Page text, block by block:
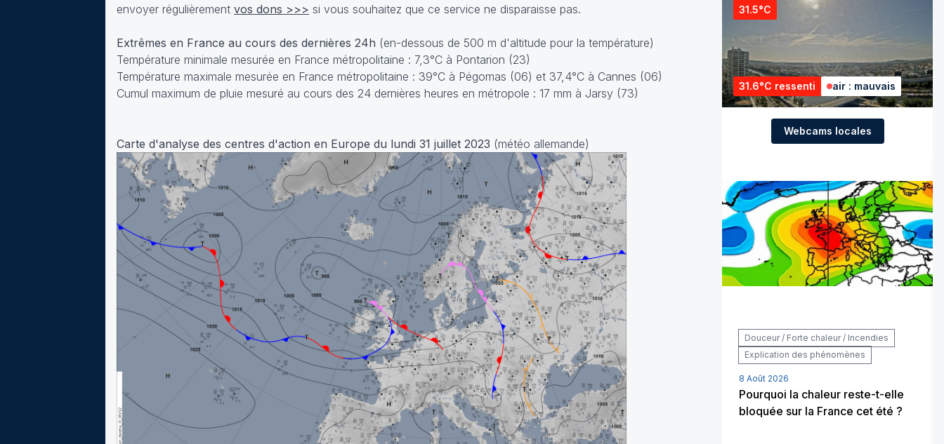
envoyer régulièrement vos dons >>> si vous souhaitez que ce service ne disparaisse pas.
Extrêmes en France au cours des dernières 24h (en-dessous de 500 m d'altitude pour la température)
Température minimale mesurée en France métropolitaine : 7,3°C à Pontarion (23)
Température maximale mesurée en France métropolitaine : 39°C à Pégomas (06) et 37,4°C à Cannes (06)
Cumul maximum de pluie mesuré au cours des 24 dernières heures en métropole : 17 mm à Jarsy (73)
Carte d'analyse des centres d'action en Europe du lundi 31 juillet 2023 (météo allemande)
31.5°C
31.6°C ressenti air : mauvais
Webcams locales
Douceur / Forte chaleur / Incendies
Explication des phénomènes
8 Août 2026
Pourquoi la chaleur reste-t-elle
bloquée sur la France cet été ?